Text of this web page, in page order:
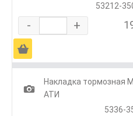
53212-
- +
Ä
1
Накладка тормозная
АТИ
5336-